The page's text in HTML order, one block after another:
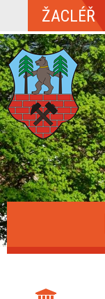
ŽACLÉŘ